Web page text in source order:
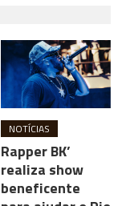
NOTÍCIAS
Rapper BK’
realiza show
beneficente